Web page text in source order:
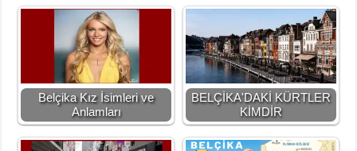
Belçika Kız İsimleri ve
Anlamları
BELÇİKA'DAKİ KÜRTLER
KİMDİR